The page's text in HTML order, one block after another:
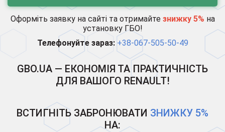
Оформіть заявку на сайті та отримайте знижку 5% на
установку ГБО!
Телефонуйте зараз: +38-067-505-50-49
GBO.UA — ЕКОНОМІЯ ТА ПРАКТИЧНІСТЬ
ДЛЯ ВАШОГО RENAULT!
ВСТИГНІТЬ ЗАБРОНЮВАТИ ЗНИЖКУ 5%
НА: